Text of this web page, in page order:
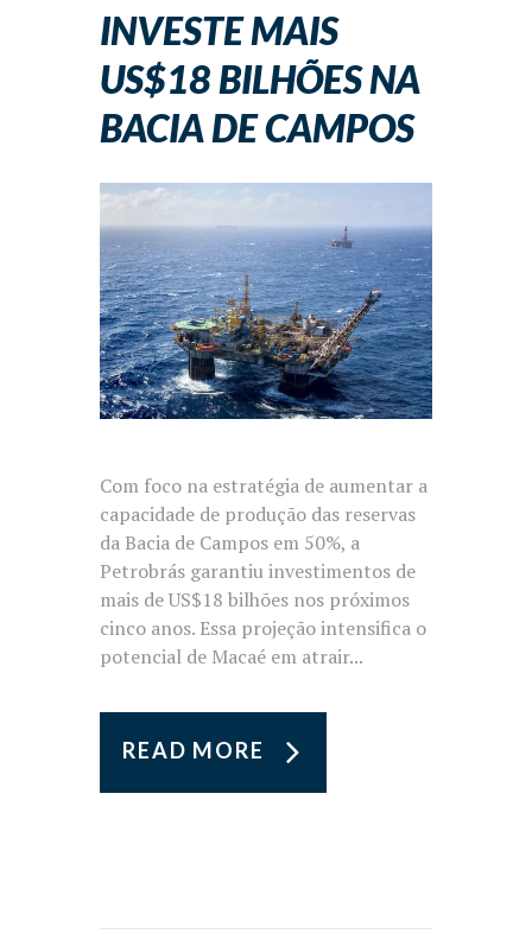
INVESTE MAIS
US$18 BILHÕES NA
BACIA DE CAMPOS
Com foco na estratégia de aumentar a
capacidade de produção das reservas
da Bacia de Campos em 50%, a
Petrobrás garantiu investimentos de
mais de US$18 bilhões nos próximos
cinco anos. Essa projeção intensifica o
potencial de Macaé em atrair...
READ MORE